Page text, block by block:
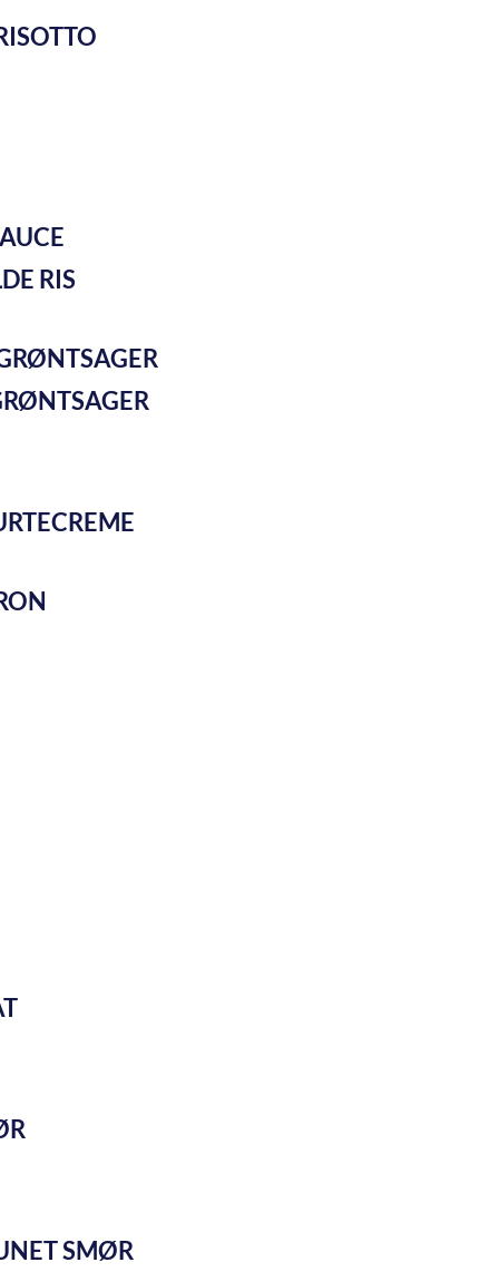
RIS
SMØR